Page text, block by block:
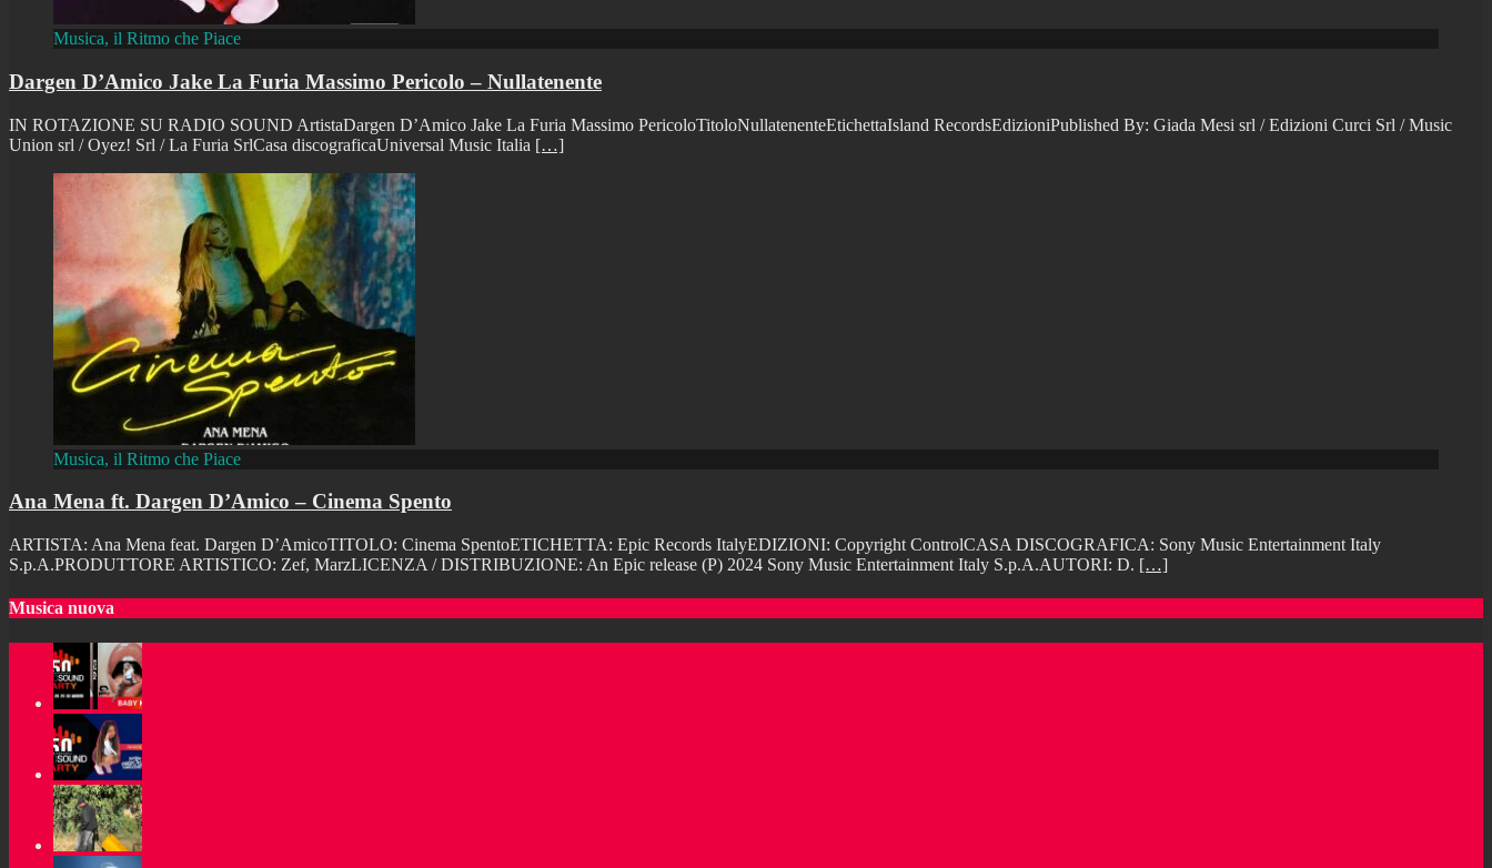
Musica, il Ritmo che Piace
Dargen D’Amico Jake La Furia Massimo Pericolo – Nullatenente
IN ROTAZIONE SU RADIO SOUND ArtistaDargen D’Amico Jake La Furia Massimo PericoloTitoloNullatenenteEtichettaIsland RecordsEdizioniPublished By: Giada Mesi srl / Edizioni Curci Srl / Music
Union srl / Oyez! Srl / La Furia SrlCasa discograficaUniversal Music Italia […]
Musica, il Ritmo che Piace
Ana Mena ft. Dargen D’Amico – Cinema Spento
ARTISTA: Ana Mena feat. Dargen D’AmicoTITOLO: Cinema SpentoETICHETTA: Epic Records ItalyEDIZIONI: Copyright ControlCASA DISCOGRAFICA: Sony Music Entertainment Italy
S.p.A.PRODUTTORE ARTISTICO: Zef, MarzLICENZA / DISTRIBUZIONE: An Epic release (P) 2024 Sony Music Entertainment Italy S.p.A.AUTORI: D. […]
Musica nuova